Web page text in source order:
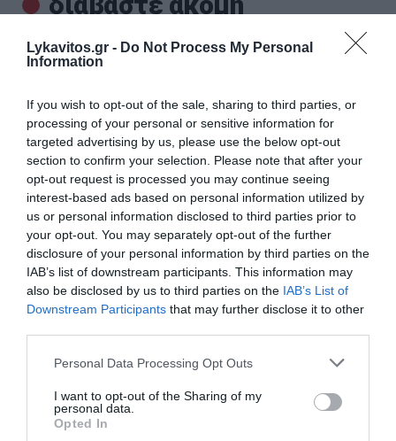
Lykavitos.gr - Do Not Process My Personal
Information
If you wish to opt-out of the sale, sharing to third parties, or
processing of your personal or sensitive information for
targeted advertising by us, please use the below opt-out
section to confirm your selection. Please note that after your
opt-out request is processed you may continue seeing
interest-based ads based on personal information utilized by
us or personal information disclosed to third parties prior to
your opt-out. You may separately opt-out of the further
disclosure of your personal information by third parties on the
IAB’s list of downstream participants. This information may
also be disclosed by us to third parties on the IAB’s List of
Downstream Participants that may further disclose it to other
Please note that this website/app uses one or more Google
not limited to your visit or usage behaviour. You may click to
grant or deny consent to Google and its third-party tags to
use your data for below specified purposes in below Google
Personal Data Processing Opt Outs
I want to opt-out of the Sharing of my
personal data.
Opted In
Κόμμα Καρυστιανού: Αποχώρηση
Δουδουλάκη με αιχμές για απολυταρχική και
προσωποπαγή λειτουργία
Χανίων της πολιτικής κίνησης «Ελπίδα για τη
Δημοκρατία» προκαλεί η δημόσια διαφοροποίηση και